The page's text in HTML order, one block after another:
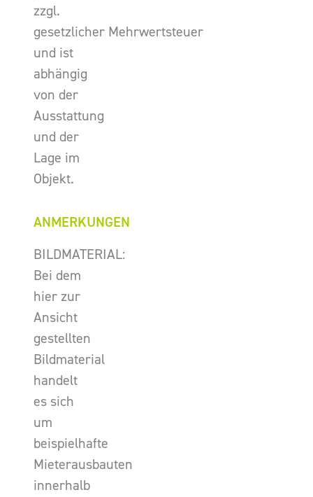
zzgl.
gesetzlicher Mehrwertsteuer
und ist
abhängig
von der
Ausstattung
und der
Lage im
Objekt.
ANMERKUNGEN
BILDMATERIAL:
Bei dem
hier zur
Ansicht
gestellten
Bildmaterial
handelt
es sich
um
beispielhafte
Mieterausbauten
innerhalb